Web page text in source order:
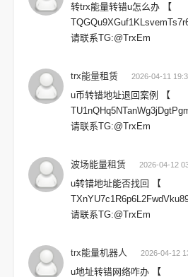
转trx能量转错u怎么办 【
请联系TG:@TrxEm
trx能量租赁 2026-04-11
u币转错地址退回案例 【
请联系TG:@TrxEm
波场能量租赁 2026-04-12
u转错地址能否找回 【
请联系TG:@TrxEm
trx能量机器人 2026-04-12
u地址转错网络咋办 【